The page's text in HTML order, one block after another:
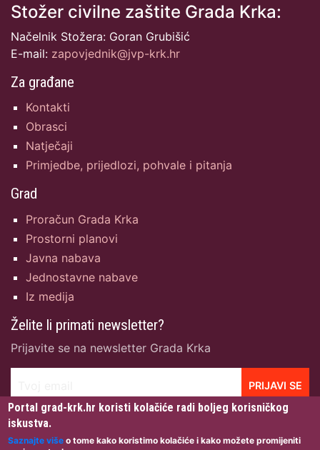
Stožer civilne zaštite Grada Krka:
Načelnik Stožera: Goran Grubišić
E-mail: zapovjednik@jvp-krk.hr
Za građane
Kontakti
Obrasci
Natječaji
Primjedbe, prijedlozi, pohvale i pitanja
Grad
Proračun Grada Krka
Prostorni planovi
Javna nabava
Jednostavne nabave
Iz medija
Želite li primati newsletter?
Prijavite se na newsletter Grada Krka
PRIJAVI SE
Portal grad-krk.hr koristi kolačiće radi boljeg korisničkog
iskustva.
Saznajte više o tome kako koristimo kolačiće i kako možete promijeniti